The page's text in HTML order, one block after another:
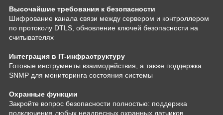
Высочайшие требования к безопасности
Шифрование канала связи между сервером и контроллером
по протоколу DTLS, обновление ключей безопасности на
считывателях
Интеграция в IT-инфраструктуру
Готовые инструменты взаимодействия, а также поддержка
SNMP для мониторинга состояния системы
Охранные функции
Закройте вопрос безопасности полностью: поддержка
подключения любых неадресных охранных датчиков